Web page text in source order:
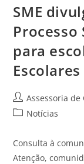
SME
para
Escolares
Assessoria de
Notícias
Consulta à
Atenção,